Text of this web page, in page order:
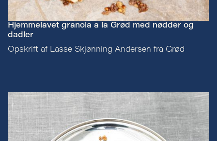
Hjemmelavet granola a la Grød med nødder og
dadler
Opskrift af Lasse Skjønning Andersen fra Grød